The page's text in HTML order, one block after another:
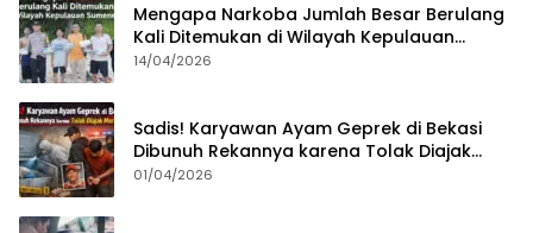
Mengapa Narkoba Jumlah Besar Berulang
Kali Ditemukan di Wilayah Kepulauan
Sumenep?
14/04/2026
Sadis! Karyawan Ayam Geprek di Bekasi
Dibunuh Rekannya karena Tolak Diajak
Merampok Majikan
01/04/2026